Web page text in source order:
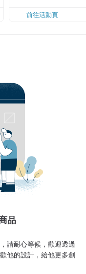
前往活動頁
品
請耐心等候，歡迎透過
他的設計，給他更多創